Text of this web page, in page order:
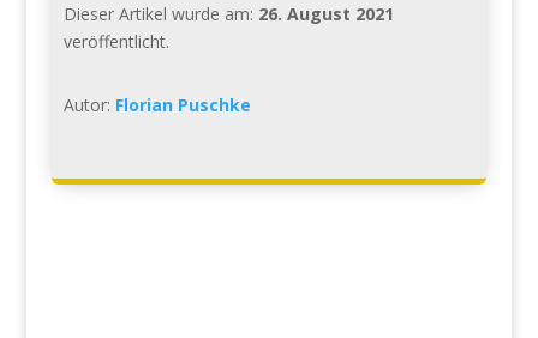
Dieser Artikel wurde am: 26. August 2021
veröffentlicht.
Autor: Florian Puschke